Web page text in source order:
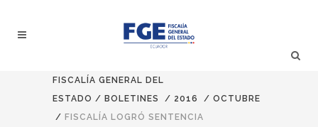
FISCALÍA GENERAL DEL
ESTADO / BOLETINES / 2016 / OCTUBRE
/ FISCALÍA LOGRÓ SENTENCIA